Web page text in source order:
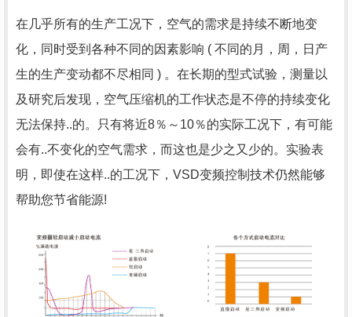
在几乎所有的生产工况下，空气的需求是持续不断地变
化，同时受到各种不同的因素影响 ( 不同的月，周，日产
生的生产变动都不尽相同 ) 。在长期的型式试验，测量以
及研究后发现，空气压缩机的工作状态是不停的持续变化
无法保持..的。只有将近8％～10％的实际工况下，有可能
会有..不变化的空气需求，而这也是少之又少的。实验表
明，即使在这样..的工况下，VSD变频控制技术仍然能够
帮助您节省能源!